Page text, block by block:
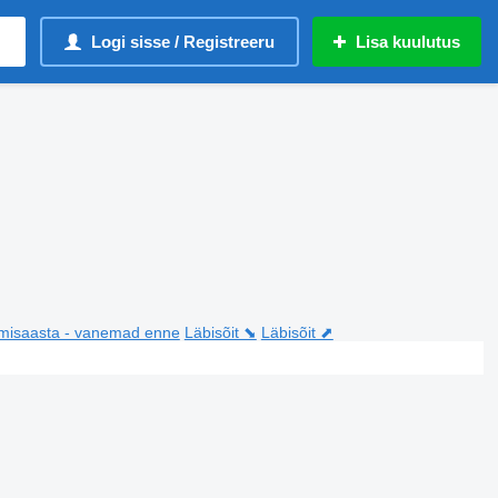
Logi sisse / Registreeru Lisa kuulutus
- vanemad enne Läbisõit ⬊ Läbisõit ⬈